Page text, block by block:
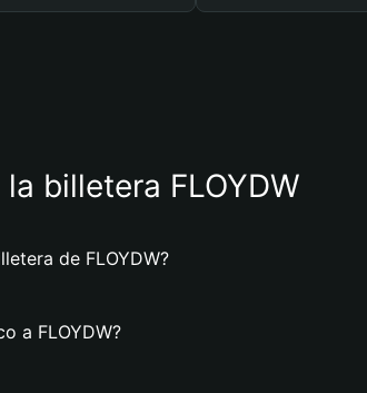
billetera FLOYDW
de FLOYDW?
a FLOYDW?